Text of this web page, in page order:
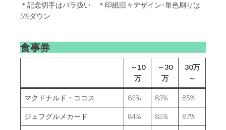
＊記念切手はバラ扱い ＊印紙旧々デザイン･単色刷りは
5%ダウン
食事券
～10
万
～30
万
30万
～
マクドナルド・ココス 82% 83% 85%
ジェフグルメカード 84% 85% 87%